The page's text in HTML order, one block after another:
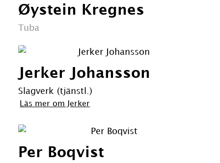
Øystein Kregnes
Tuba
Jerker Johansson
Slagverk (tjänstl.)
Läs mer om Jerker
Per Boqvist